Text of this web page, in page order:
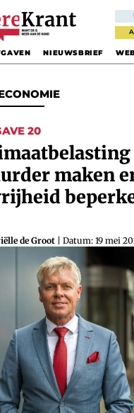
NIEUWSBRIEF
20
maken
de Groot | Datum: 19 mei